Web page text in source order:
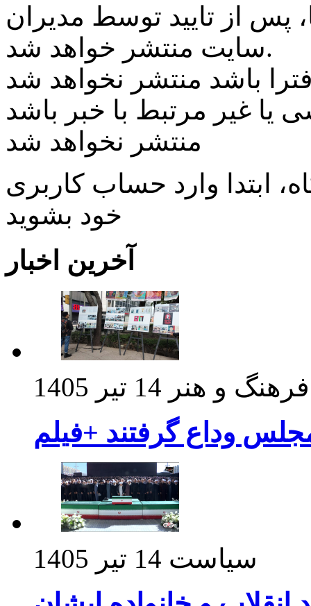
از تایید توسط مدیران
سایت منتشر خواهد شد.
یا غیر مرتبط با خبر باشد
منتشر نخواهد شد
ابتدا وارد حساب كاربری
خود بشويد
آخرین اخبار
فرهنگ و هنر 14 تیر 1405
وداع گرفتند +فیلم
سیاست 14 تیر 1405